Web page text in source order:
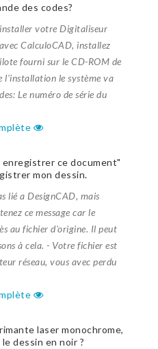
des codes?
votre Digitaliseur
CalculoCAD, installez
fourni sur le CD-ROM de
l'installation le système va
Le numéro de série du
enregistrer ce document"
mon dessin.
lié a DesignCAD, mais
ce message car le
au fichier d'origine. Il peut
à cela. - Votre fichier est
réseau, vous avec perdu
laser monochrome,
dessin en noir ?